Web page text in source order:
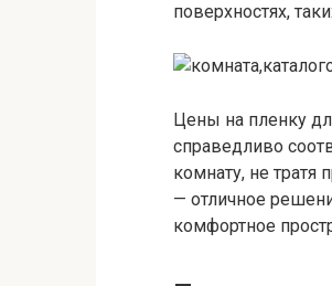
поверхностях,
Цены на пленку
справедливо
комнату, не
— отличное
комфортное